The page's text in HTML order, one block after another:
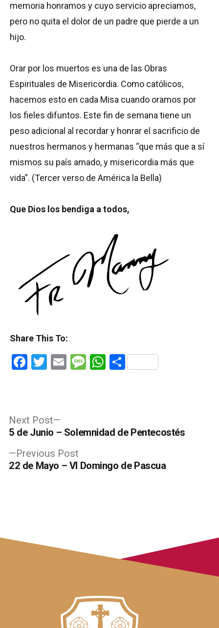
memoria honramos y cuyo servicio apreciamos,
pero no quita el dolor de un padre que pierde a un
hijo.
Orar por los muertos es una de las Obras
Espirituales de Misericordia. Como católicos,
hacemos esto en cada Misa cuando oramos por
los fieles difuntos. Este fin de semana tiene un
peso adicional al recordar y honrar el sacrificio de
nuestros hermanos y hermanas “que más que a sí
mismos su país amado, y misericordia más que
vida”. (Tercer verso de América la Bella)
Que Dios los bendiga a todos,
Share This To:
Facebook
Twitter
EmailMessage
WhatsApp
Share
Post
navigation
Previous Post
post:
22 de Mayo – VI Domingo de Pascua
Next Post
post:
5 de Junio – Solemnidad de Pentecostés